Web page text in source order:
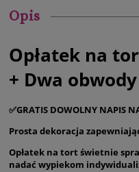
Opis
Opłatek na
+ Dwa
✅GRATIS DOWOLNY NAPIS
Prosta dekoracja
Opłatek na tort świetnie
nadać wypiekom